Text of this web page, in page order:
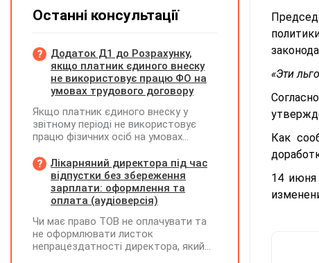
«Эти
Как
14 июня
Останні консультації
Додаток Д1 до Розрахунку,
якщо платник єдиного внеску
не використовує працю ФО на
умовах трудового договору
Якщо платник єдиного внеску у
звітному періоді не використовує
працю фізичних осіб на умовах
на інших умовах, передбачених
законодавством, Додаток Д1/
Додаток ФІЗ-Д1 за відповідний
період не подається
Лікарняний директора під час
відпустки без збереження
зарплати: оформлення та
оплата (аудіоверсія)
Чи має право ТОВ не оплачувати та
не оформлювати листок
непрацездатності директора, який